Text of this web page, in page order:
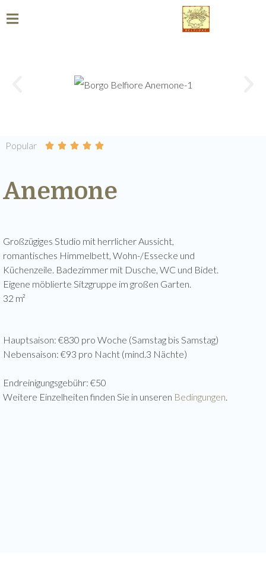
Popular     
Anemone
Großzügiges Studio mit herrlicher Aussicht,
romantisches Himmelbett, Wohn-/Essecke und
Küchenzeile. Badezimmer mit Dusche, WC und Bidet.
Eigene möblierte Sitzgruppe im großen Garten.
Hauptsaison: €830 pro Woche (Samstag bis Samstag)
Nebensaison: €93 pro Nacht (mind.3 Nächte)
Endreinigungsgebühr: €50
Weitere Einzelheiten finden Sie in unseren Bedingungen